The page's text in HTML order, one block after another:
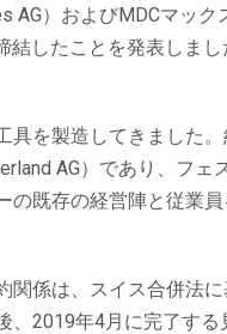
AG）およびMDCマッ
したことを発表しまし
を製造してきました
AG）であり、フェ
既存の経営陣と従業員
係は、スイス合併法
2019年4月に完了する